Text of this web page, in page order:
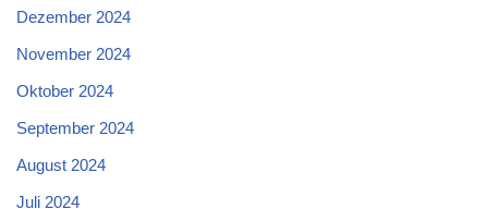
Dezember 2024
November 2024
Oktober 2024
September 2024
August 2024
Juli 2024